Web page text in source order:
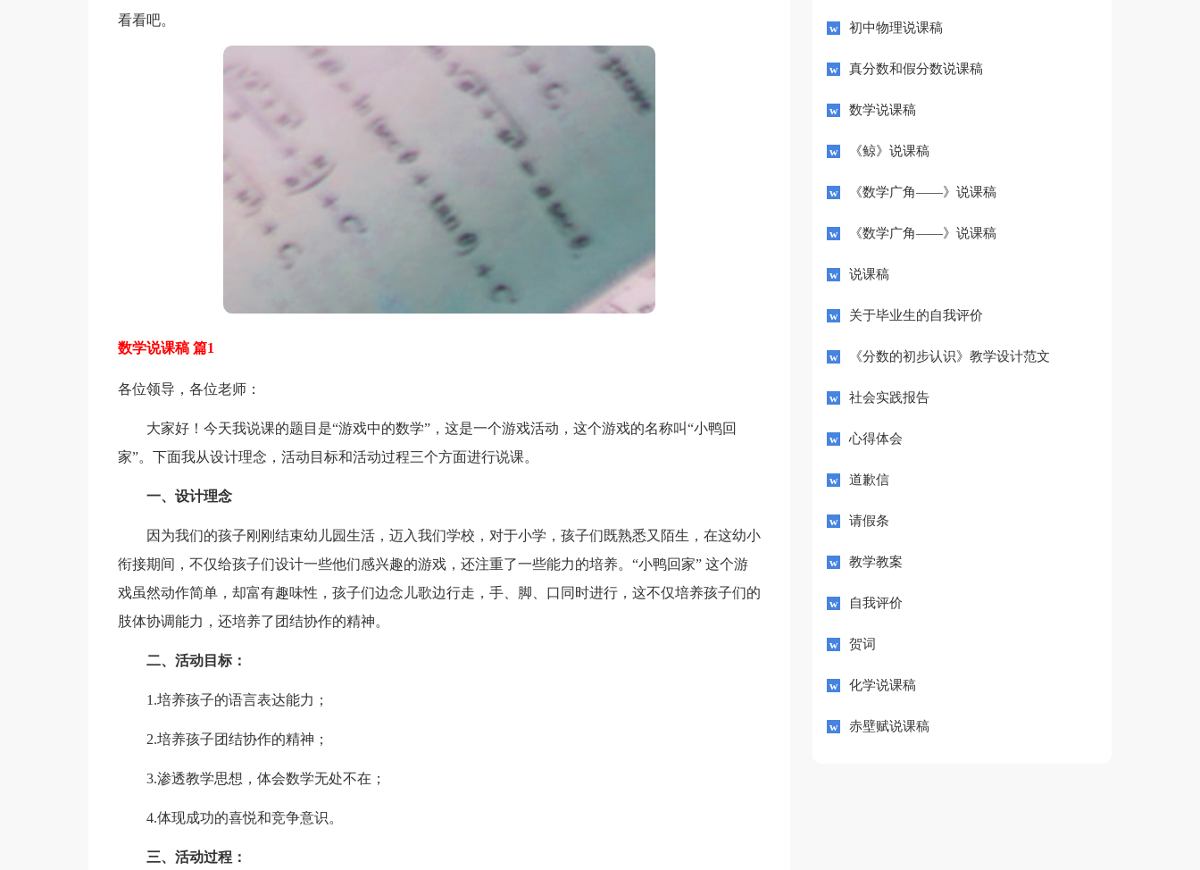
看看吧。
数学说课稿 篇1
各位领导，各位老师：
大家好！今天我说课的题目是“游戏中的数学”，这是一个游戏活动，这个游戏的名称叫“小鸭回
家”。下面我从设计理念，活动目标和活动过程三个方面进行说课。
一、设计理念
因为我们的孩子刚刚结束幼儿园生活，迈入我们学校，对于小学，孩子们既熟悉又陌生，在这幼小
衔接期间，不仅给孩子们设计一些他们感兴趣的游戏，还注重了一些能力的培养。“小鸭回家” 这个游
戏虽然动作简单，却富有趣味性，孩子们边念儿歌边行走，手、脚、口同时进行，这不仅培养孩子们的
肢体协调能力，还培养了团结协作的精神。
二、活动目标：
1.培养孩子的语言表达能力；
2.培养孩子团结协作的精神；
3.渗透教学思想，体会数学无处不在；
4.体现成功的喜悦和竞争意识。
三、活动过程：
初中物理说课稿
真分数和假分数说课稿
数学说课稿
《鲸》说课稿
《数学广角——》说课稿
《数学广角——》说课稿
说课稿
关于毕业生的自我评价
《分数的初步认识》教学设计范文
社会实践报告
心得体会
道歉信
请假条
教学教案
自我评价
贺词
化学说课稿
赤壁赋说课稿